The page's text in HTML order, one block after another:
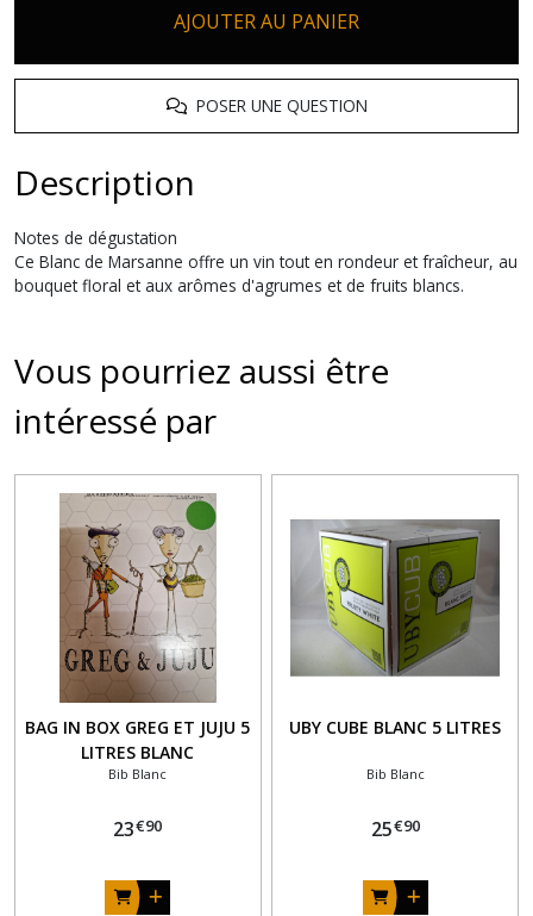
AJOUTER AU PANIER
POSER UNE QUESTION
Description
Notes de dégustation
Ce Blanc de Marsanne offre un vin tout en rondeur et fraîcheur, au
bouquet floral et aux arômes d'agrumes et de fruits blancs.
Vous pourriez aussi être
intéressé par
BAG IN BOX GREG ET JUJU 5
LITRES BLANC
Bib Blanc
23€90
UBY CUBE BLANC 5 LITRES
Bib Blanc
25€90